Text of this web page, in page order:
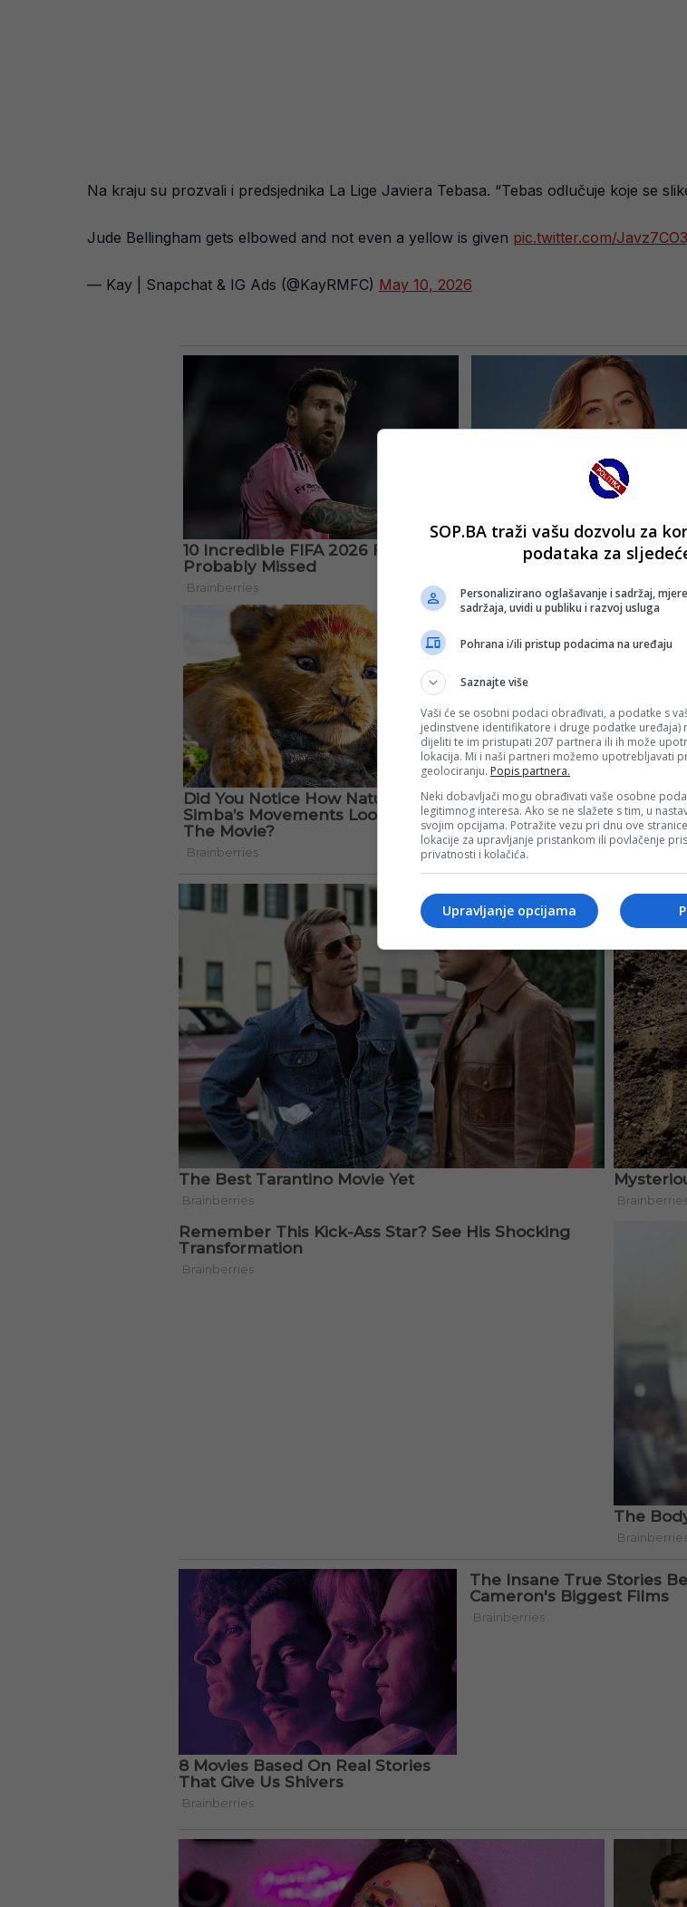
Na kraju su prozvali i predsjednika La Lige Javiera Tebasa. “Tebas odlučuje koje se
Jude Bellingham gets elbowed and not even a yellow is given pic.twitter.com/
— Kay | Snapchat & IG Ads (@KayRMFC) May 10, 2026
SOP.BA traži vašu dozvolu za
podataka za
Personalizirano oglašavanje i sadržaj,
sadržaja, uvidi u publiku i razvoj usluga
Pohrana i/ili pristup podacima na uređaju
Saznajte više
Vaši će se osobni podaci obrađivati, a podatke s
jedinstvene identifikatore i druge podatke uređaja)
dijeliti te im pristupati 207 partnera ili ih može
lokacija. Mi i naši partneri možemo upotrebljavati
geolociranju. Popis partnera.
Neki dobavljači mogu obrađivati vaše osobne
legitimnog interesa. Ako se ne slažete s tim, u
svojim opcijama. Potražite vezu pri dnu ove
lokacije za upravljanje pristankom ili povlačenje
privatnosti i kolačića.
Upravljanje opcijama